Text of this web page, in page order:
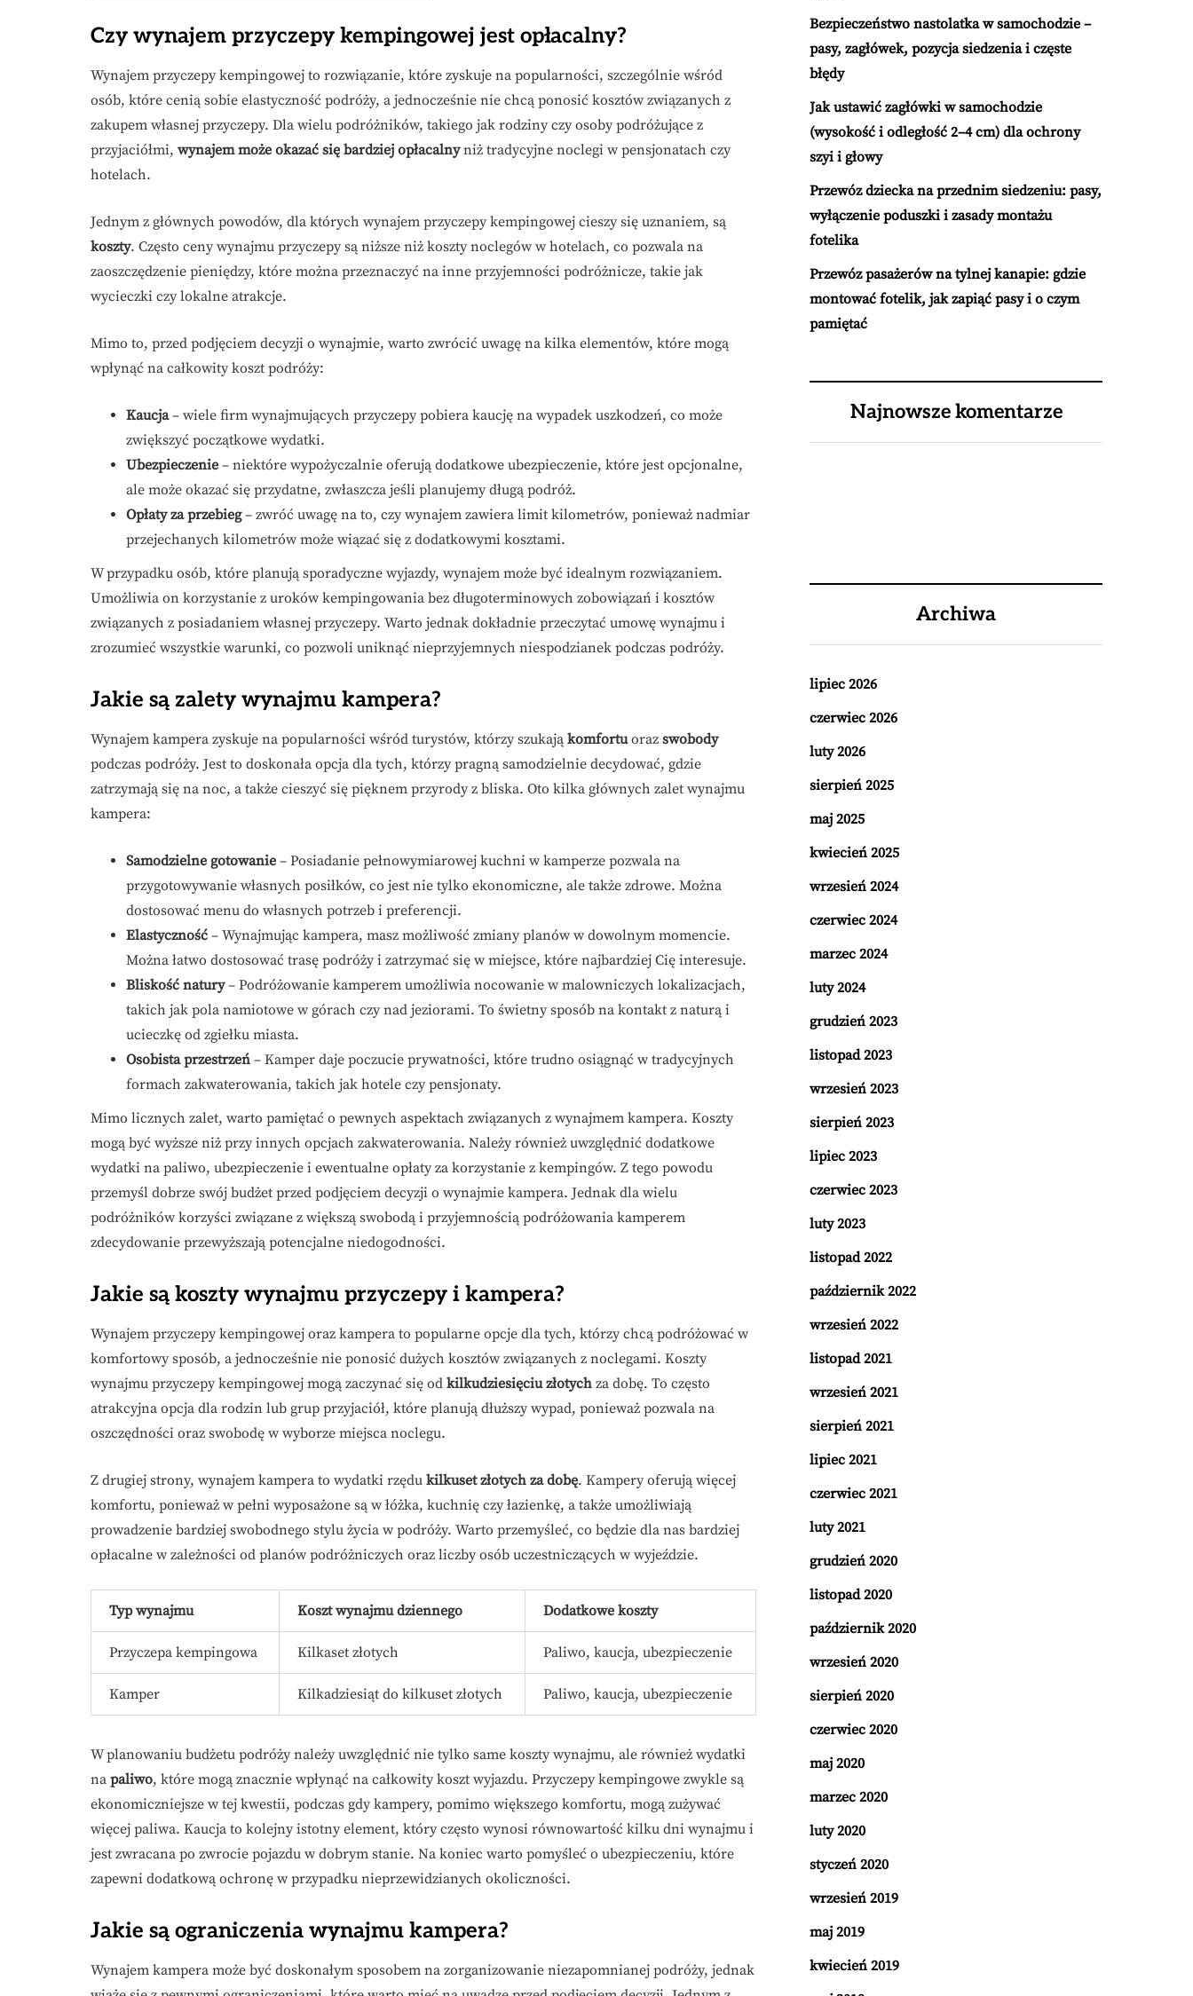
Czy wynajem przyczepy kempingowej jest opłacalny?
Wynajem przyczepy kempingowej to rozwiązanie, które zyskuje na popularności, szczególnie wśród
osób, które cenią sobie elastyczność podróży, a jednocześnie nie chcą ponosić kosztów związanych z
zakupem własnej przyczepy. Dla wielu podróżników, takiego jak rodziny czy osoby podróżujące z
przyjaciółmi, wynajem może okazać się bardziej opłacalnyniż tradycyjne noclegi w pensjonatach czy
hotelach.
Jednym z głównych powodów, dla których wynajem przyczepy kempingowej cieszy się uznaniem, są
koszty. Często ceny wynajmu przyczepy są niższe niż koszty noclegów w hotelach, co pozwala na
zaoszczędzenie pieniędzy, które można przeznaczyć na inne przyjemności podróżnicze, takie jak
wycieczki czy lokalne atrakcje.
Mimo to, przed podjęciem decyzji o wynajmie, warto zwrócić uwagę na kilka elementów, które mogą
wpłynąć na całkowity koszt podróży:
Kaucja– wiele firm wynajmujących przyczepy pobiera kaucję na wypadek uszkodzeń, co może
zwiększyć początkowe wydatki.
Ubezpieczenie – niektóre wypożyczalnie oferują dodatkowe ubezpieczenie, które jest opcjonalne,
ale może okazać się przydatne, zwłaszcza jeśli planujemy długą podróż.
Opłaty za przebieg– zwróć uwagę na to, czy wynajem zawiera limit kilometrów, ponieważ nadmiar
przejechanych kilometrów może wiązać się z dodatkowymi kosztami.
W przypadku osób, które planują sporadyczne wyjazdy, wynajem może być idealnym rozwiązaniem.
Umożliwia on korzystanie z uroków kempingowania bez długoterminowych zobowiązań i kosztów
związanych z posiadaniem własnej przyczepy. Warto jednak dokładnie przeczytać umowę wynajmu i
zrozumieć wszystkie warunki, co pozwoli uniknąć nieprzyjemnych niespodzianek podczas podróży.
Jakie są zalety wynajmu kampera?
Wynajem kampera zyskuje na popularności wśród turystów, którzy szukają komfortuoraz swobody
podczas podróży. Jest to doskonała opcja dla tych, którzy pragną samodzielnie decydować, gdzie
zatrzymają się na noc, a także cieszyć się pięknem przyrody z bliska. Oto kilka głównych zalet wynajmu
kampera:
Samodzielne gotowanie – Posiadanie pełnowymiarowej kuchni w kamperze pozwala na
przygotowywanie własnych posiłków, co jest nie tylko ekonomiczne, ale także zdrowe. Można
dostosować menu do własnych potrzeb i preferencji.
Elastyczność – Wynajmując kampera, masz możliwość zmiany planów w dowolnym momencie.
Można łatwo dostosować trasę podróży i zatrzymać się w miejsce, które najbardziej Cię interesuje.
Bliskość natury– Podróżowanie kamperem umożliwia nocowanie w malowniczych lokalizacjach,
takich jak pola namiotowe w górach czy nad jeziorami. To świetny sposób na kontakt z naturą i
ucieczkę od zgiełku miasta.
Osobista przestrzeń – Kamper daje poczucie prywatności, które trudno osiągnąć w tradycyjnych
formach zakwaterowania, takich jak hotele czy pensjonaty.
Mimo licznych zalet, warto pamiętać o pewnych aspektach związanych z wynajmem kampera. Koszty
mogą być wyższe niż przy innych opcjach zakwaterowania. Należy również uwzględnić dodatkowe
wydatki na paliwo, ubezpieczenie i ewentualne opłaty za korzystanie z kempingów. Z tego powodu
przemyśl dobrze swój budżet przed podjęciem decyzji o wynajmie kampera. Jednak dla wielu
podróżników korzyści związane z większą swobodą i przyjemnością podróżowania kamperem
zdecydowanie przewyższają potencjalne niedogodności.
Jakie są koszty wynajmu przyczepy i kampera?
Wynajem przyczepy kempingowej oraz kampera to popularne opcje dla tych, którzy chcą podróżować w
komfortowy sposób, a jednocześnie nie ponosić dużych kosztów związanych z noclegami. Koszty
wynajmu przyczepy kempingowej mogą zaczynać się od kilkudziesięciu złotych za dobę. To często
atrakcyjna opcja dla rodzin lub grup przyjaciół, które planują dłuższy wypad, ponieważ pozwala na
oszczędności oraz swobodę w wyborze miejsca noclegu.
Z drugiej strony, wynajem kampera to wydatki rzędu kilkuset złotych za dobę. Kampery oferują więcej
komfortu, ponieważ w pełni wyposażone są w łóżka, kuchnię czy łazienkę, a także umożliwiają
prowadzenie bardziej swobodnego stylu życia w podróży. Warto przemyśleć, co będzie dla nas bardziej
opłacalne w zależności od planów podróżniczych oraz liczby osób uczestniczących w wyjeździe.
Typ wynajmu Koszt wynajmu dziennego Dodatkowe koszty
Przyczepa kempingowa Kilkaset złotych Paliwo, kaucja, ubezpieczenie
Kamper Kilkadziesiąt do kilkuset złotych Paliwo, kaucja, ubezpieczenie
W planowaniu budżetu podróży należy uwzględnić nie tylko same koszty wynajmu, ale również wydatki
na paliwo, które mogą znacznie wpłynąć na całkowity koszt wyjazdu. Przyczepy kempingowe zwykle są
ekonomiczniejsze w tej kwestii, podczas gdy kampery, pomimo większego komfortu, mogą zużywać
więcej paliwa. Kaucja to kolejny istotny element, który często wynosi równowartość kilku dni wynajmu i
jest zwracana po zwrocie pojazdu w dobrym stanie. Na koniec warto pomyśleć o ubezpieczeniu, które
zapewni dodatkową ochronę w przypadku nieprzewidzianych okoliczności.
Jakie są ograniczenia wynajmu kampera?
Wynajem kampera może być doskonałym sposobem na zorganizowanie niezapomnianej podróży, jednak
Bezpieczeństwo nastolatka w samochodzie –
pasy, zagłówek, pozycja siedzenia i częste
błędy
Jak ustawić zagłówki w samochodzie
(wysokość i odległość 2–4 cm) dla ochrony
szyi i głowy
Przewóz dziecka na przednim siedzeniu: pasy,
wyłączenie poduszki i zasady montażu
fotelika
Przewóz pasażerów na tylnej kanapie: gdzie
montować fotelik, jak zapiąć pasy i o czym
pamiętać
Najnowsze komentarze
Archiwa
lipiec 2026
czerwiec 2026
luty 2026
sierpień 2025
maj 2025
kwiecień 2025
wrzesień 2024
czerwiec 2024
marzec 2024
luty 2024
grudzień 2023
listopad 2023
wrzesień 2023
sierpień 2023
lipiec 2023
czerwiec 2023
luty 2023
listopad 2022
październik 2022
wrzesień 2022
listopad 2021
wrzesień 2021
sierpień 2021
lipiec 2021
czerwiec 2021
luty 2021
grudzień 2020
listopad 2020
październik 2020
wrzesień 2020
sierpień 2020
czerwiec 2020
maj 2020
marzec 2020
luty 2020
styczeń 2020
wrzesień 2019
maj 2019
kwiecień 2019